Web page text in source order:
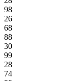
98
26
68
88
30
99
28
74